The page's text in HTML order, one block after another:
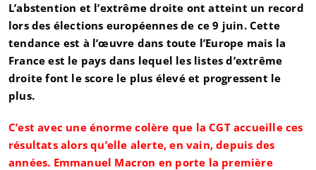
L’abstention et l’extrême droite ont atteint un record
lors des élections européennes de ce 9 juin. Cette
tendance est à l’œuvre dans toute l’Europe mais la
France est le pays dans lequel les listes d’extrême
droite font le score le plus élevé et progressent le
plus.
C’est avec une énorme colère que la CGT accueille ces
résultats alors qu’elle alerte, en vain, depuis des
années. Emmanuel Macron en porte la première